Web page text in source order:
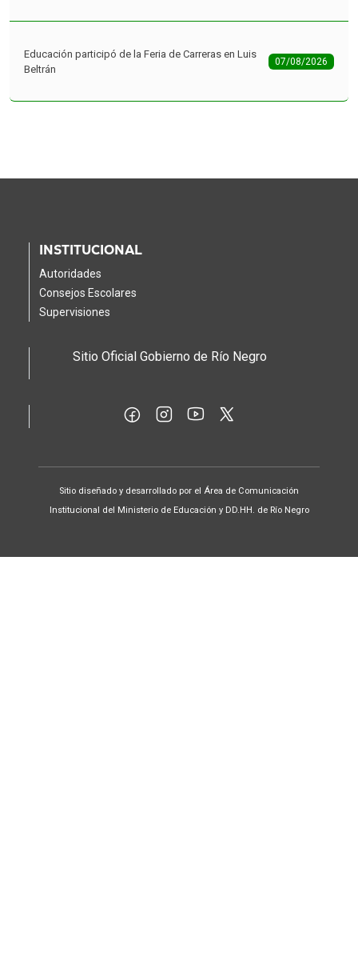
Educación participó de la Feria de Carreras en Luis
Beltrán
07/08/2026
INSTITUCIONAL
Autoridades
Consejos Escolares
Supervisiones
Sitio Oficial Gobierno de Río Negro
Sitio diseñado y desarrollado por el Área de Comunicación
Institucional del Ministerio de Educación y DD.HH. de Río Negro